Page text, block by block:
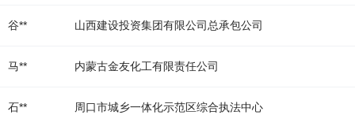
谷** 山西建设投资集团有限公司总承包公司
马** 内蒙古金友化工有限责任公司
石** 周口市城乡一体化示范区综合执法中心